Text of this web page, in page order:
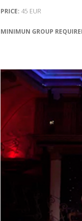
PRICE: 45 EUR
MINIMUN GROUP